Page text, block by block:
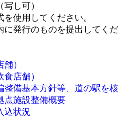
し可）
使用してください。
発行のものを提出してくだ
）
店舗）
整備基本方針等、道の駅を核
点施設整備概要
込状況